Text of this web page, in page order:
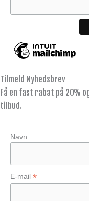
Tilmeld Nyhedsbrev
Få en fast rabat på 20%
tilbud.
Navn
E-mail *